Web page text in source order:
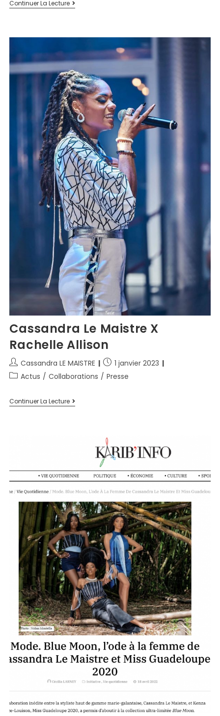
Continuer La Lecture
Cassandra Le Maistre X
Rachelle Allison
Cassandra LE MAISTRE
1 janvier 2023
Actus / Collaborations / Presse
Continuer La Lecture